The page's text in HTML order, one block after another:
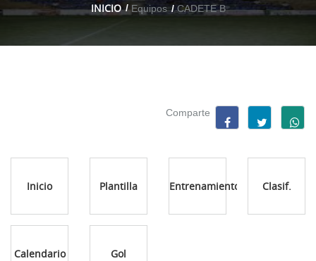
INICIO Equipos CADETE B
Comparte
Inicio Plantilla Entrenamientos Clasif.
Calendario Gol